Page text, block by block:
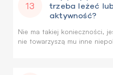
13
trzeba leżeć
aktywność?
Nie ma takiej konieczności,
nie towarzyszą mu inne